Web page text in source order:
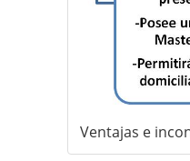
Ventajas e